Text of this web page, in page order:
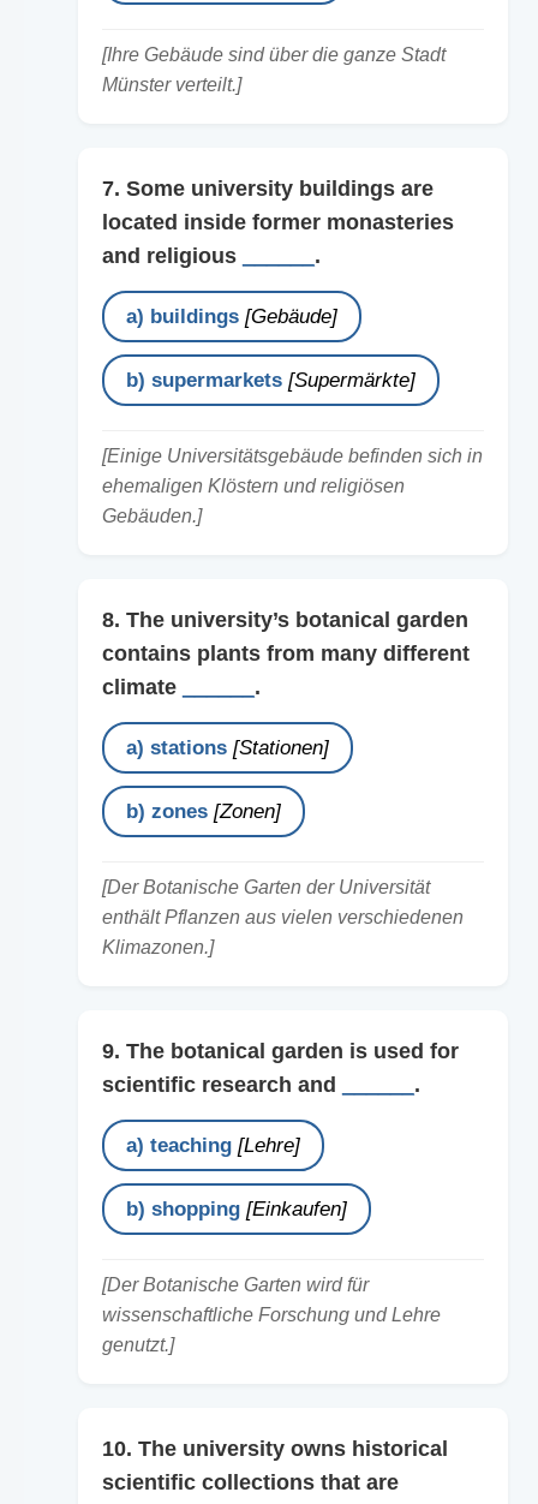
[Ihre Gebäude sind über die ganze Stadt
Münster verteilt.]
7. Some university buildings are
located inside former monasteries
and religious
.
a) buildings [Gebäude]
b) supermarkets [Supermärkte]
[Einige Universitätsgebäude befinden sich in
ehemaligen Klöstern und religiösen
Gebäuden.]
8. The university’s botanical garden
contains plants from many different
climate
.
a) stations [Stationen]
b) zones [Zonen]
[Der Botanische Garten der Universität
enthält Pflanzen aus vielen verschiedenen
Klimazonen.]
9. The botanical garden is used for
scientific research and
.
a) teaching [Lehre]
b) shopping [Einkaufen]
[Der Botanische Garten wird für
wissenschaftliche Forschung und Lehre
genutzt.]
10. The university owns historical
scientific collections that are